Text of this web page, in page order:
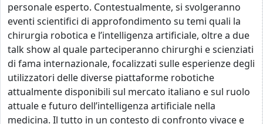
personale esperto. Contestualmente, si svolgeranno
eventi scientifici di approfondimento su temi quali la
chirurgia robotica e l’intelligenza artificiale, oltre a due
talk show al quale parteciperanno chirurghi e scienziati
di fama internazionale, focalizzati sulle esperienze degli
utilizzatori delle diverse piattaforme robotiche
attualmente disponibili sul mercato italiano e sul ruolo
attuale e futuro dell’intelligenza artificiale nella
medicina. Il tutto in un contesto di confronto vivace e